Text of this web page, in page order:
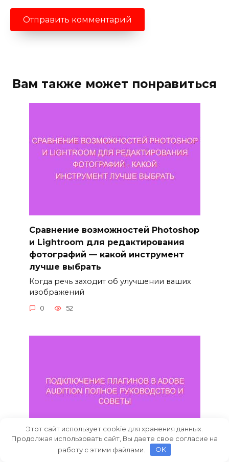
Вам также может понравиться
Сравнение возможностей Photoshop
и Lightroom для редактирования
фотографий — какой инструмент
лучше выбрать
Когда речь заходит об улучшении ваших
изображений
0 52
Этот сайт использует cookie для хранения данных.
Продолжая использовать сайт, Вы даете свое согласие на
работу с этими файлами.
OK